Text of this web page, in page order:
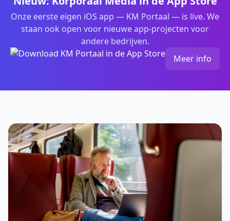
Onze eerste eigen iOS app — KM Portaal — is live. We
staan ook open voor nieuwe app-projecten voor
andere bedrijven.
Meer info